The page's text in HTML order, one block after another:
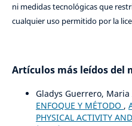
ni medidas tecnológicas que
cualquier uso permitido por la
Artículos más leídos del
Gladys Guerrero, Maria
ENFOQUE Y MÉTODO ,
PHYSICAL ACTIVITY